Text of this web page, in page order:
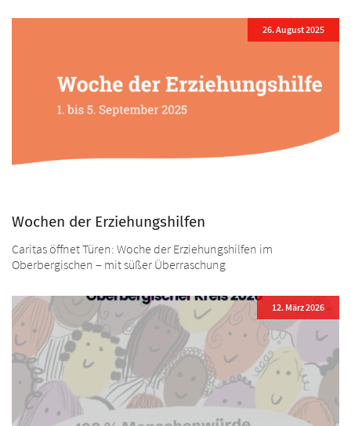
Wochen der Erziehungshilfen
26. August 2025
Caritas öffnet Türen: Woche der Erziehungshilfen im
Oberbergischen – mit süßer Überraschung
12. März 2026